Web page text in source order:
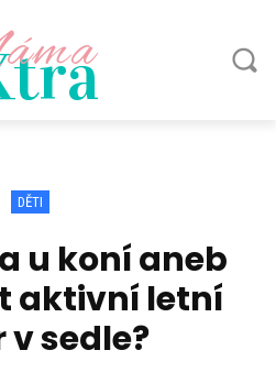
DĚTI
u koní aneb
aktivní letní
sedle?